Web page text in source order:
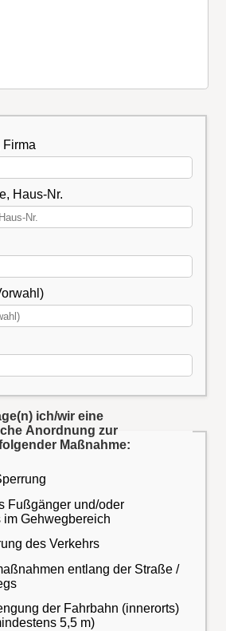
Firma
Haus-Nr.
ich/wir eine
Anordnung zur
Maßnahme:
Fußgänger und/oder
Fahrradverkehrs im Gehwegbereich
des Verkehrs
entlang der Straße /
der Fahrbahn (innerorts)
5,5 m)